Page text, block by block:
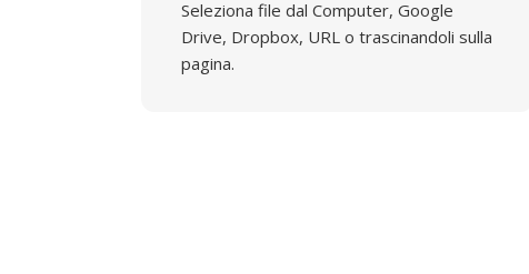
Seleziona file dal Computer, Google
Drive, Dropbox, URL o trascinandoli sulla
pagina.